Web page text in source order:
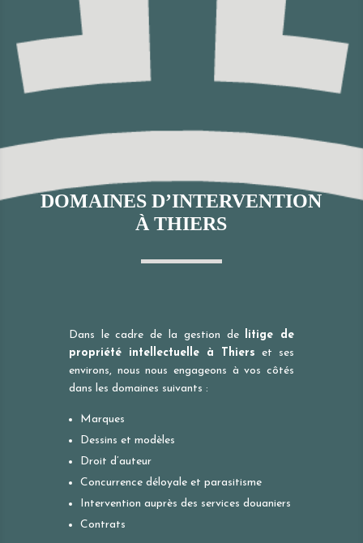
DOMAINES D’INTERVENTION
À THIERS
Dans le cadre de la gestion de litige de
propriété intellectuelle à
Thiers et ses
environs, nous nous engageons à vos côtés
dans les domaines suivants :
Marques
Dessins et modèles
Droit d’auteur
Concurrence déloyale et parasitisme
Intervention auprès des services douaniers
Contrats